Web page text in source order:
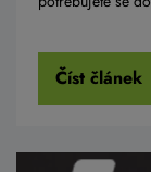
Číst článek